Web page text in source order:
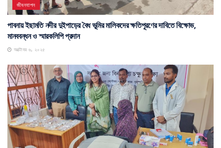
জীবনযাপন
পাবনায় ইছামতি নদীর দুইপাড়ের বৈধ ভূমির মালিকদের ক্ষতিপূরণের দাবিতে বিক্ষোভ,
মানববন্ধন ও স্মারকলিপি প্রদান
অক্টোবর ৬, ২০২৫